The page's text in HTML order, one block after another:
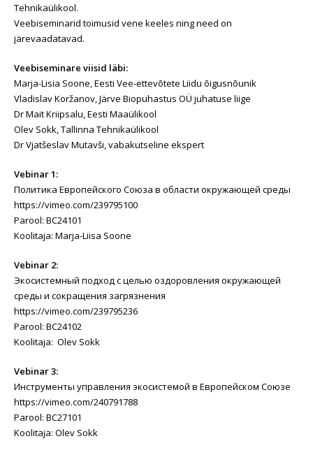
Tehnikaülikool.
Veebiseminarid toimusid vene keeles ning need on
järevaadatavad.
Veebiseminare viisid läbi:
Marja-Lisia Soone, Eesti Vee-ettevõtete Liidu õigusnõunik
Vladislav Koržanov, Järve Biopuhastus OÜ juhatuse liige
Dr Mait Kriipsalu, Eesti Maaülikool
Olev Sokk, Tallinna Tehnikaülikool
Dr Vjatšeslav Mutavši, vabakutseline ekspert
Vebinar 1:
Политика Европейского Союза в области окружающей среды
https://vimeo.com/239795100
Parool: BC24101
Koolitaja: Marja-Liisa Soone
Vebinar 2:
Экосистемный подход с целью оздоровления окружающей
среды и сокращения загрязнения
https://vimeo.com/239795236
Parool: BC24102
Koolitaja: Olev Sokk
Vebinar 3:
Инструменты управления экосистемой в Европейском Союзе
https://vimeo.com/240791788
Parool: BC27101
Koolitaja: Olev Sokk